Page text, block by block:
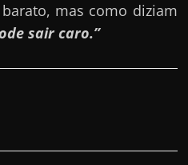
mas como diziam
sair caro.”